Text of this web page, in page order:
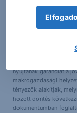
III/324/2008 és III/
Társaság) által
ösztönzésnek,
eladására vonatkozó
nyújtanak garanciát a
makrogazdasági
tényezők alakítják,
hozott döntés
dokumentumban